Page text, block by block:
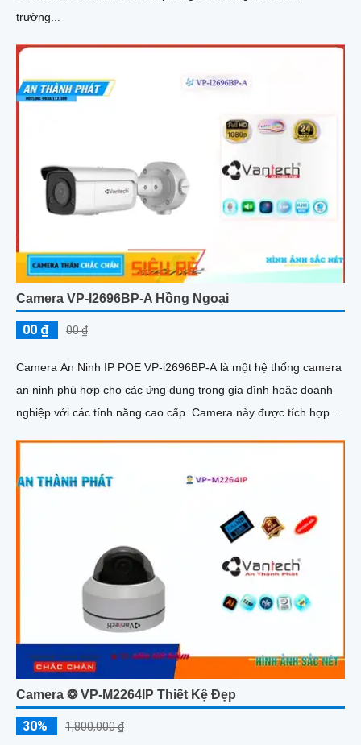
trường...
Camera VP-I2696BP-A Hồng Ngoại
00 ₫ 00 ₫
Camera An Ninh IP POE VP-i2696BP-A là một hệ thống camera
an ninh phù hợp cho các ứng dụng trong gia đình hoặc doanh
nghiệp với các tính năng cao cấp. Camera này được tích hợp...
Camera ❂ VP-M2264IP Thiết Kệ Đẹp
30% 1,800,000 ₫